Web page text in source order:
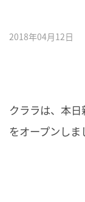
2018年04月12日
クララは、本日
をオープンしま